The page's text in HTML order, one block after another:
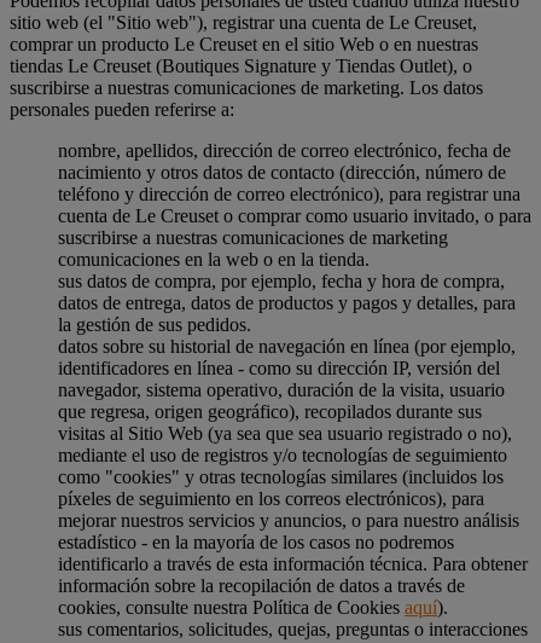
sitio web (el "Sitio web"), registrar una cuenta de Le Creuset,
comprar un producto Le Creuset en el sitio Web o en nuestras
tiendas Le Creuset (Boutiques Signature y Tiendas Outlet), o
suscribirse a nuestras comunicaciones de marketing. Los datos
personales pueden referirse a:
nombre, apellidos, dirección de correo electrónico, fecha de
nacimiento y otros datos de contacto (dirección, número de
teléfono y dirección de correo electrónico), para registrar una
cuenta de Le Creuset o comprar como usuario invitado, o para
suscribirse a nuestras comunicaciones de marketing
comunicaciones en la web o en la tienda.
sus datos de compra, por ejemplo, fecha y hora de compra,
datos de entrega, datos de productos y pagos y detalles, para
la gestión de sus pedidos.
datos sobre su historial de navegación en línea (por ejemplo,
identificadores en línea - como su dirección IP, versión del
navegador, sistema operativo, duración de la visita, usuario
que regresa, origen geográfico), recopilados durante sus
visitas al Sitio Web (ya sea que sea usuario registrado o no),
mediante el uso de registros y/o tecnologías de seguimiento
como "cookies" y otras tecnologías similares (incluidos los
píxeles de seguimiento en los correos electrónicos), para
mejorar nuestros servicios y anuncios, o para nuestro análisis
estadístico - en la mayoría de los casos no podremos
identificarlo a través de esta información técnica. Para obtener
información sobre la recopilación de datos a través de
cookies, consulte nuestra Política de Cookies aquí).
sus comentarios, solicitudes, quejas, preguntas o interacciones